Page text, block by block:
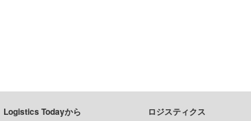
Logistics Todayから ロジスティクス